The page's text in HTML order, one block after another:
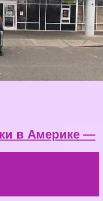
в Америке —